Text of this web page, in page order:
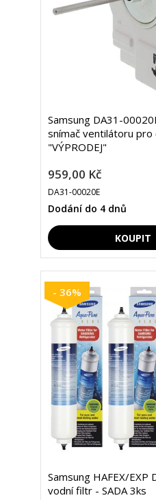
Samsung DA31-
snímač ventilátoru pro
"VÝPRODEJ"
959,00 Kč
DA31-00020E
Dodání do 4 dnů
- 36%
Samsung HAFEX/EXP
vodní filtr - SADA 3ks